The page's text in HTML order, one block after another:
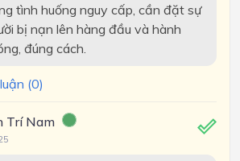
tình huống nguy cấp, cần đặt sự
bị nạn lên hàng đầu và hành
đúng cách.
(0)
Trí Nam